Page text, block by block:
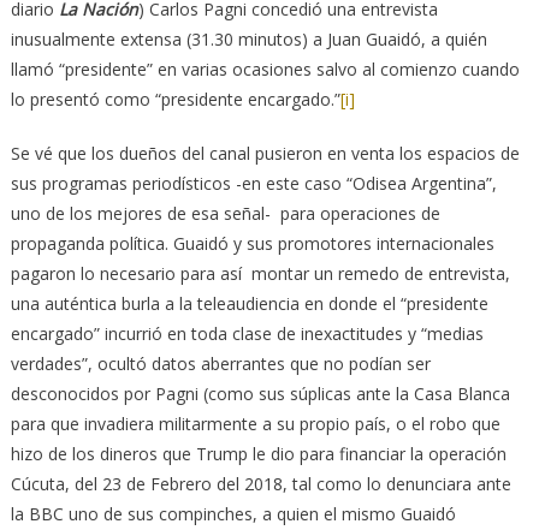
diario La Nación) Carlos Pagni concedió una entrevista
inusualmente extensa (31.30 minutos) a Juan Guaidó, a quién
llamó “presidente” en varias ocasiones salvo al comienzo cuando
lo presentó como “presidente encargado.”[i]
Se vé que los dueños del canal pusieron en venta los espacios de
sus programas periodísticos -en este caso “Odisea Argentina”,
uno de los mejores de esa señal- para operaciones de
propaganda política. Guaidó y sus promotores internacionales
pagaron lo necesario para así montar un remedo de entrevista,
una auténtica burla a la teleaudiencia en donde el “presidente
encargado” incurrió en toda clase de inexactitudes y “medias
verdades”, ocultó datos aberrantes que no podían ser
desconocidos por Pagni (como sus súplicas ante la Casa Blanca
para que invadiera militarmente a su propio país, o el robo que
hizo de los dineros que Trump le dio para financiar la operación
Cúcuta, del 23 de Febrero del 2018, tal como lo denunciara ante
la BBC uno de sus compinches, a quien el mismo Guaidó